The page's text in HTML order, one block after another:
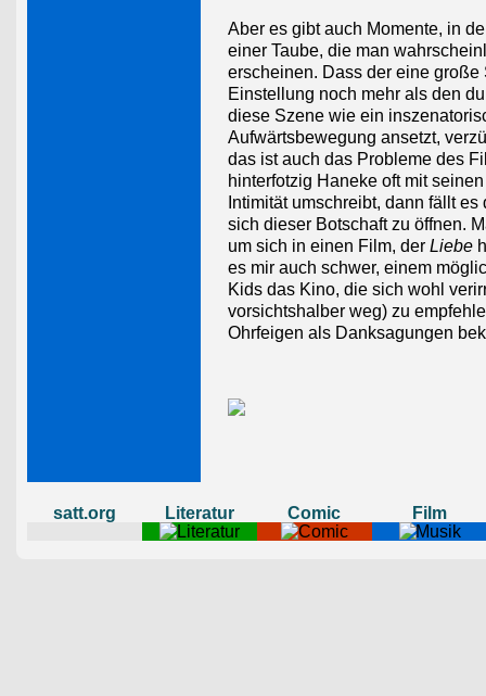
Aber es gibt auch Momente, in
einer Taube, die man
erscheinen. Dass der eine
Einstellung noch mehr als den
diese Szene wie ein
Aufwärtsbewegung ansetzt,
das ist auch das Probleme des
hinterfotzig Haneke oft mit
Intimität umschreibt, dann fällt
sich dieser Botschaft zu öffnen.
um sich in einen Film, der Liebe
es mir auch schwer, einem
Kids das Kino, die sich wohl
vorsichtshalber weg) zu
Ohrfeigen als Danksagungen
satt.org Literatur Comic Film